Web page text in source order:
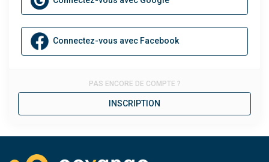
Connectez-vous avec Facebook
PAS ENCORE DE COMPTE ?
INSCRIPTION